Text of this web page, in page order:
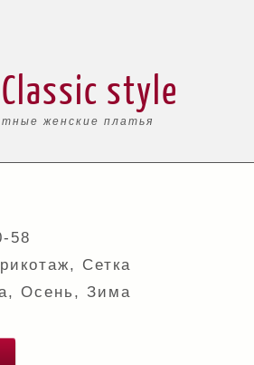
женские платья
Classic style
58
Сетка
Осень, Зима